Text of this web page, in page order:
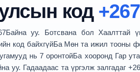
код +267
Байна уу. Ботсвана бол Хаалттай
код байхгүйБа Мөн та ижил тооны
нь 7 оронтойБа хооронд Гар
уу. Гадаадаас та үргэлж залгадаг